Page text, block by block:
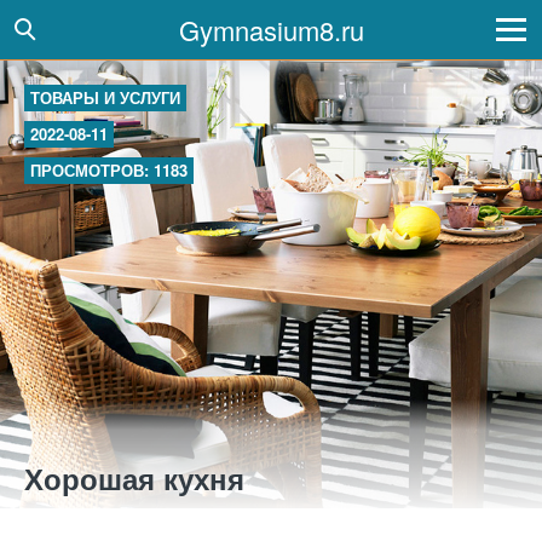
Gymnasium8.ru
ТОВАРЫ И УСЛУГИ
2022-08-11
ПРОСМОТРОВ: 1183
Хорошая кухня